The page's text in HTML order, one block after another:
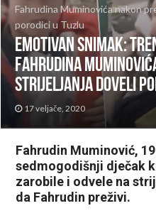
Fahrudina Muminovića nakon
porodici u Tuzlu
Emotivan snimak:
Fahrudina
strijeljanja doveli
17 veljače, 2020
Fahrudin Muminović,
sedmogodišnji dječak
zarobile i odvele na
da Fahrudin preživi.